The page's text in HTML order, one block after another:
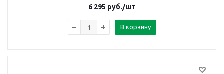
6 295 руб./шт
В корзину